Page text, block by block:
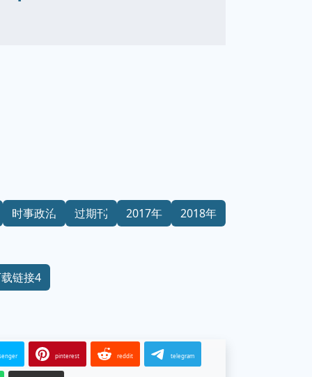
时事政治 过期刊 2017年 2018年
链接4
pinterest reddit telegram